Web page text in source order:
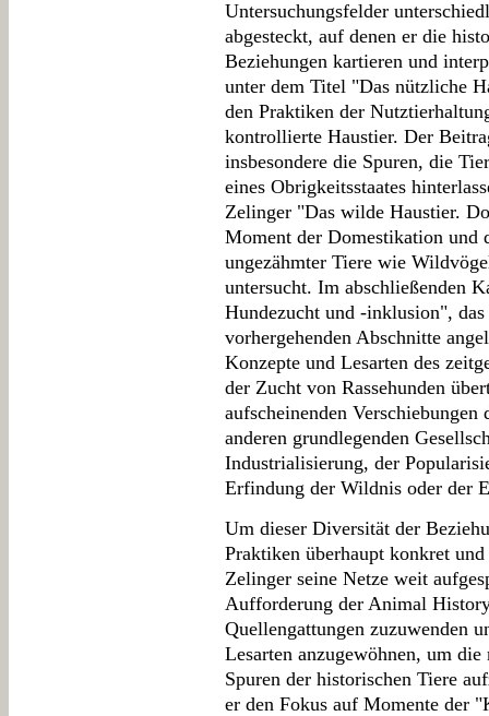
Untersuchungsfelder
abgesteckt, auf denen er die
Beziehungen kartieren und
unter dem Titel "Das nützliche
den Praktiken der
kontrollierte Haustier. Der
insbesondere die Spuren, die
eines Obrigkeitsstaates
Zelinger "Das wilde Haustier.
Moment der Domestikation und
ungezähmter Tiere wie
untersucht. Im abschließenden
Hundezucht und -inklusion",
vorhergehenden Abschnitte
Konzepte und Lesarten des
der Zucht von Rassehunden
aufscheinenden
anderen grundlegenden
Industrialisierung, der
Erfindung der Wildnis oder der
Um dieser Diversität der
Praktiken überhaupt konkret
Zelinger seine Netze weit
Aufforderung der Animal
Quellengattungen zuzuwenden
Lesarten anzugewöhnen, um
Spuren der historischen Tiere
er den Fokus auf Momente der